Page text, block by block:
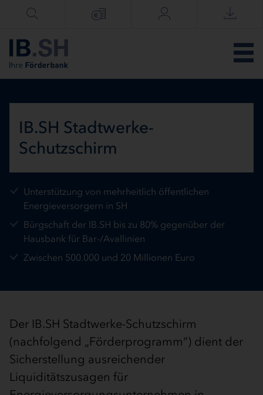
Menü überspringen
IB.SH Stadtwerke-
Schutzschirm
Unterstützung von mehrheitlich öffentlichen
Energieversorgern in SH
Bürgschaft der IB.SH bis zu 80% gegenüber der
Hausbank für Bar-/Avallinien
Zwischen 500.000 und 20 Millionen Euro
Der IB.SH Stadtwerke-Schutzschirm
(nachfolgend „Förderprogramm“) dient der
Sicherstellung ausreichender
Liquiditätszusagen für